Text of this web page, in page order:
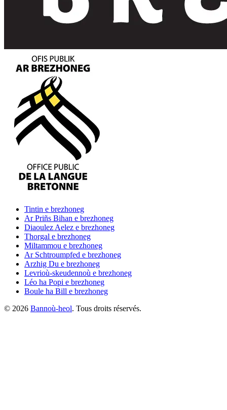
Tintin e brezhoneg
Ar Priñs Bihan e brezhoneg
Diaoulez Aelez e brezhoneg
Thorgal e brezhoneg
Miltammou e brezhoneg
Ar Schtroumpfed e brezhoneg
Arzhig Du e brezhoneg
Levrioù-skeudennoù e brezhoneg
Léo ha Popi e brezhoneg
Boule ha Bill e brezhoneg
© 2026 Bannoù-heol. Tous droits réservés.